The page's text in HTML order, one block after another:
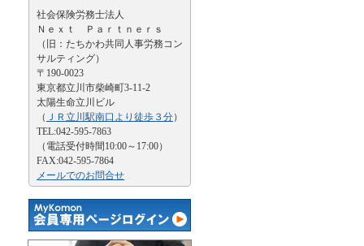
社会保険労務士法人
Ｎｅｘｔ Ｐａｒｔｎｅｒｓ
（旧：たちかわ共同人事労務コン
サルティング）
〒190-0023
東京都立川市柴崎町3-11-2
太陽生命立川ビル
（ ＪＲ立川駅南口より徒歩３分）
TEL:042-595-7863
（電話受付時間10:00～17:00）
FAX:042-595-7864
メールでのお問合せ